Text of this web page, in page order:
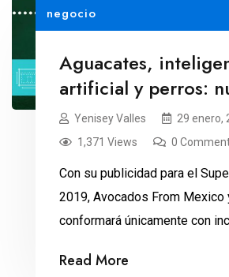
negocio
Aguacates,
artificial y perros:
estrellas del Super
Yenisey Valles
29 enero,
1,371 Views
0
Con su publicidad para el
2019, Avocados From Mexico
conformará únicamente con
adopción de mascotas. ¿Qué
Read More